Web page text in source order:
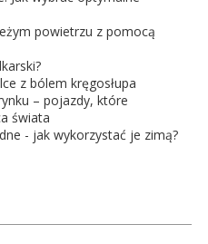
powietrzu z pomocą
z bólem kręgosłupa
– pojazdy, które
świata
- jak wykorzystać je zimą?